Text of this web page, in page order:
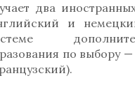
два
и
по выбору —